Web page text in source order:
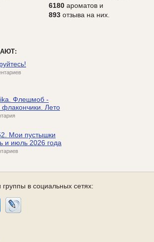
6180 ароматов и
893 отзыва на них.
Флешмоб -
флакончики. Лето
Мои пустышки
и июль 2026 года
в социальных сетях: